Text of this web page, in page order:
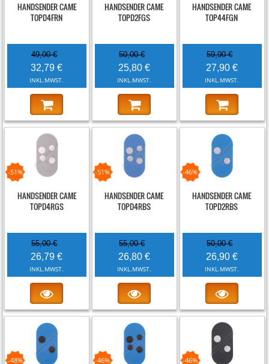
HANDSENDER CAME
TOPD4FRN
49,00 €
32,79 €
INKL.MWST.
HANDSENDER CAME
TOPD2FGS
50,00 €
25,80 €
INKL.MWST.
HANDSENDER CAME
TOP44FGN
59,90 €
27,90 €
INKL.MWST.
-51%
HANDSENDER CAME
TOPD4RGS
55,00 €
26,79 €
INKL.MWST.
-51%
HANDSENDER CAME
TOPD4RBS
55,00 €
26,80 €
INKL.MWST.
-46%
HANDSENDER CAME
TOPD2RBS
50,00 €
26,90 €
INKL.MWST.
-48% -46% -46%